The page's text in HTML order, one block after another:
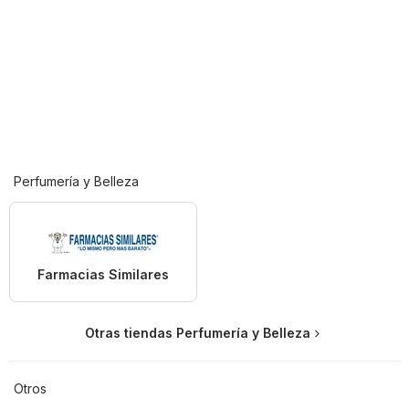
Perfumería y Belleza
Farmacias Similares
Otras tiendas Perfumería y Belleza
Otros